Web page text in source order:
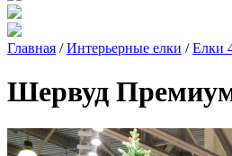
Главная / Интерьерные елки / Елки
Шервуд